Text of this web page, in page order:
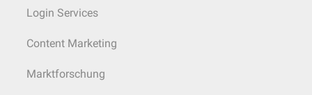
Login Services
Content Marketing
Marktforschung